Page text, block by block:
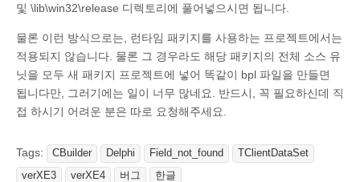
및 \lib\win32\release 디렉토리에 풀어넣으시면 됩니다.
물론 이런 방식으로는, 런타임 패키지를 사용하는 프로젝트에서는
적용되지 않습니다. 물론 그 경우라도 해당 패키지의 전체 소스 유
닛을 모두 새 패키지 프로젝트에 넣어 똑같이 bpl 파일을 만들면
됩니다만, 그러기에는 일이 너무 많네요. 반드시, 꼭 필요하신데 직
접 하시기 어려운 분은 따로 요청해주세요.
Tags: CBuilder Delphi Field_not_found
TClientDataSet
verXE3
verXE4 버그 한글